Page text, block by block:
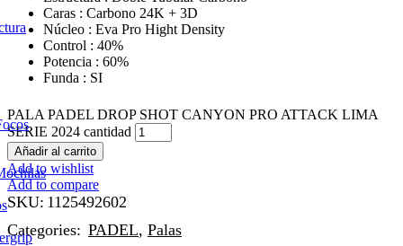
Caras : Carbono 24K + 3D
Núcleo : Eva Pro Hight Density
Control : 40%
Potencia : 60%
Funda : SI
PALA PADEL DROP SHOT CANYON PRO ATTACK LIMA
SERIE 2024 cantidad
Añadir al carrito
Add to wishlist
Add to compare
SKU: 1125492602
Categories: PADEL, Palas